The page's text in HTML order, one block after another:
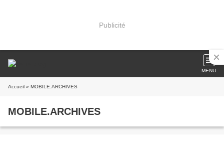
Publicité
MENU
Accueil » MOBILE.ARCHIVES
MOBILE.ARCHIVES